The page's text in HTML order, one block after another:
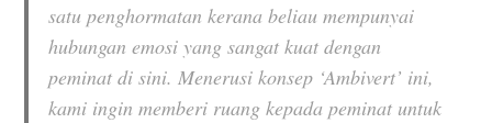
satu penghormatan kerana beliau mempunyai
hubungan emosi yang sangat kuat dengan
peminat di sini. Menerusi konsep ‘Ambivert’ ini,
kami ingin memberi ruang kepada peminat untuk